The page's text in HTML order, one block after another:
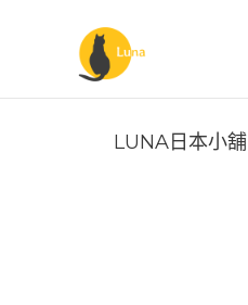
Luna日本小舖
LUNA日本小舖